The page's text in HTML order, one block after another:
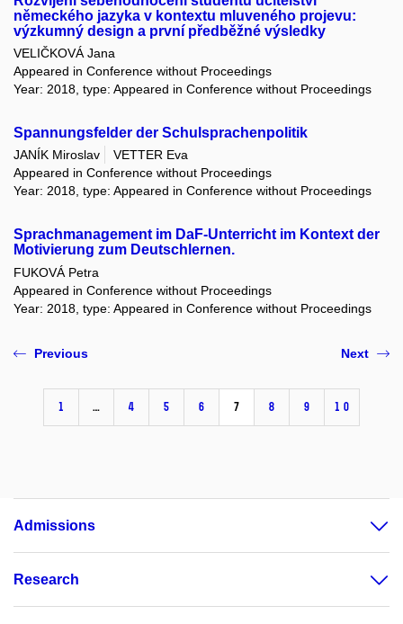
německého jazyka v kontextu mluveného projevu:
výzkumný design a první předběžné výsledky
VELIČKOVÁ Jana
Appeared in Conference without Proceedings
Year: 2018, type: Appeared in Conference without Proceedings
Spannungsfelder der Schulsprachenpolitik
JANÍK Miroslav
VETTER Eva
Appeared in Conference without Proceedings
Year: 2018, type: Appeared in Conference without Proceedings
Sprachmanagement im DaF-Unterricht im Kontext der
Motivierung zum Deutschlernen.
FUKOVÁ Petra
Appeared in Conference without Proceedings
Year: 2018, type: Appeared in Conference without Proceedings
Previous
1 … 4 5 6 7 8 9 10
Next
Admissions
Research